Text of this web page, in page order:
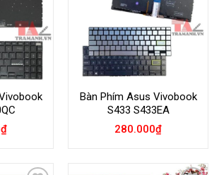
₫
Bàn Phím Asus Vivobook
S433 S433EA
280.000₫